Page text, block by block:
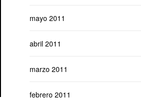
mayo 2011
abril 2011
marzo 2011
febrero 2011